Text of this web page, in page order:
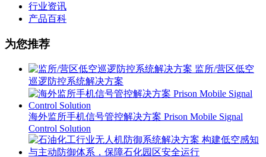
行业资讯
产品百科
为您推荐
监所/营区低空
巡逻防控系统解决方案
海外监所手机信号管控解决方案 Prison Mobile Signal
Control Solution